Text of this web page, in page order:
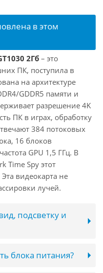
в этом
2Гб – это
ПК, поступила в
на архитектуре
GDDR5 памяти и
разрешение 4K
ПК в играх, обработку
384 потоковых
16 блоков
GPU 1,5 ГГц. В
Time Spy этот
видеокарта не
лучей.
подсветку и
блока питания?